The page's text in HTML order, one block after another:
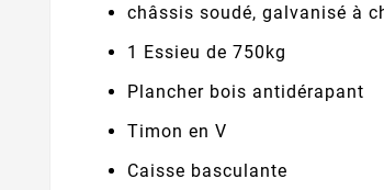
châssis soudé, galvanisé à
1 Essieu de 750kg
Plancher bois antidérapant
Timon en V
Caisse basculante